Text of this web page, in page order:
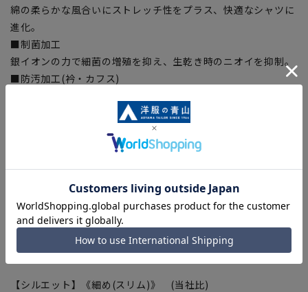
綿の柔らかな風合いにストレッチ性をプラス、快適なシャツに
進化。
■制菌加工
銀イオンの力で細菌の増殖を抑え、生乾き時のニオイを抑制。
■防汚加工(衿・カフス)
※制菌・防汚加工は、100回洗っても効果が継続します。(SEK
※生地の制菌・防汚性能を示したものとなり、製品性能を保証
■OEKO-TEX®
厳しい分析試験にクリアし世界最高水準の安全な繊維製品の証
「OEKO-TEX®STANDARD100」に認証された素材を使用しま
した。生地から付属まですべてが厳しい基準をクリアした素材
を使用、安全を安心して着用いただけます。
【シルエット】《細め(スリム)》 (当社比)